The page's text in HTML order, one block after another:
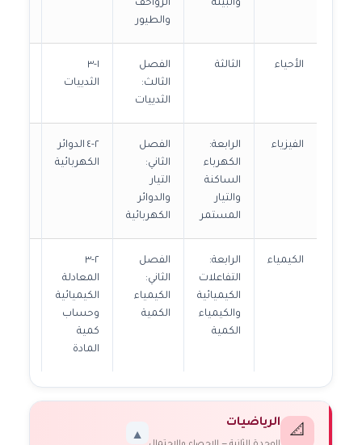
والبيئة
الزواحف
والطيور
الأحياء الثالثة
الفصل
الثالث:
الثدييات
١-٣
الثدييات
الفيزياء
الرابعة:
الكهرباء
الساكنة
والتيار
المستمر
الفصل
الثاني:
التيار
والدوائر
الكهربائية
٢-٤ الدوائر
الكهربائية
الكيمياء
الرابعة:
التفاعلات
الكيميائية
والكيمياء
الكمية
الفصل
الثاني:
الكيمياء
الكمية
٢-٣
المعادلة
الكيميائية
وحساب
كمية
المادة
📐
الرياضيات
▼